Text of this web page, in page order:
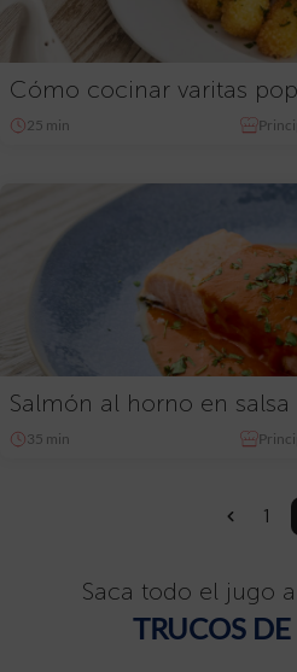
Cómo cocinar varitas
25 min
Salmón al horno en
35 min
« 1
Saca todo el jugo
TRUCOS